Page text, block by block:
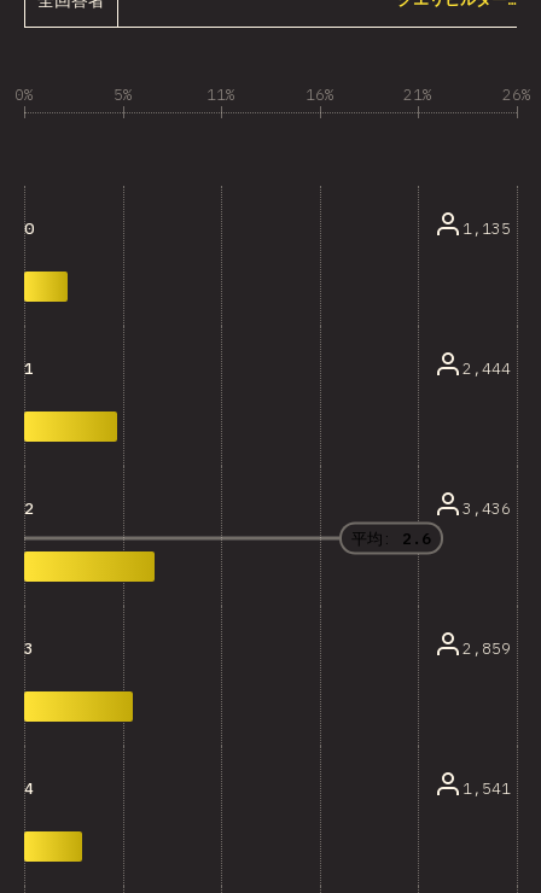
0% 5% 11% 16% 21% 26%
平均: 2.6
0 1,135
1 2,444
2 3,436
3 2,859
4 1,541